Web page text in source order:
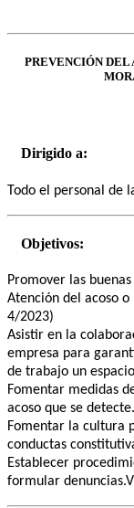
PREVENCIÓN DEL
Dirigido a:
Todo el personal de
Objetivos:
Promover las
Atención del acoso o
4/2023)
Asistir en la
empresa para
de trabajo un
Fomentar medidas
acoso que se detecte.
Fomentar la cultura
conductas
Establecer
formular denuncias.V